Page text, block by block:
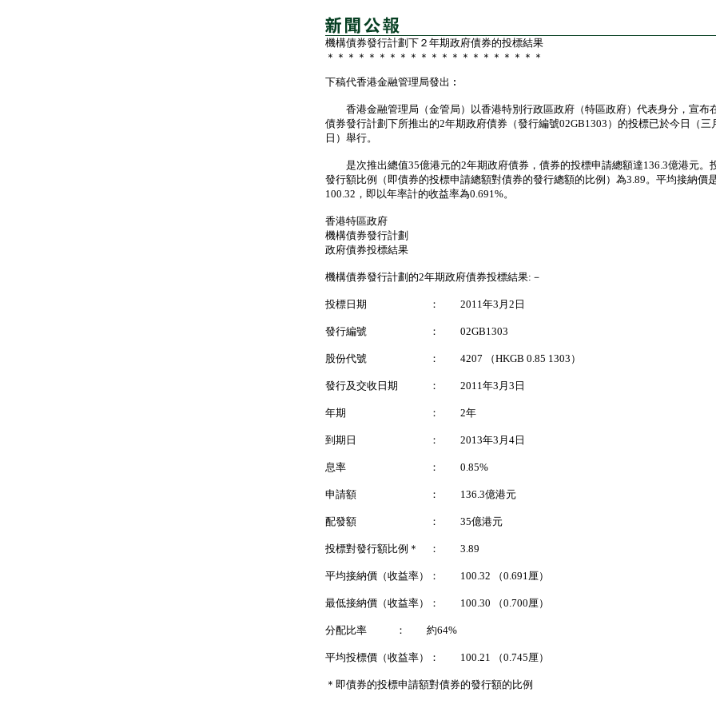
機構債券發行計劃下２年期政府債券的投標結果
＊＊＊＊＊＊＊＊＊＊＊＊＊＊＊＊＊＊＊＊＊
下稿代香港金融管理局發出︰
香港金融管理局（金管局）以香港特別行政區政府（特區政府）代表身分，宣布
債券發行計劃下所推出的2年期政府債券（發行編號02GB1303）的投標已於今日（三
日）舉行。
是次推出總值35億港元的2年期政府債券，債券的投標申請總額達136.3億港元。
發行額比例（即債券的投標申請總額對債券的發行總額的比例）為3.89。平均接納價
100.32，即以年率計的收益率為0.691%。
香港特區政府
機構債券發行計劃
政府債券投標結果
機構債券發行計劃的2年期政府債券投標結果:－
投標日期 ： 2011年3月2日
發行編號 ： 02GB1303
股份代號 ： 4207 （HKGB 0.85 1303）
發行及交收日期 ： 2011年3月3日
年期 ： 2年
到期日 ： 2013年3月4日
息率 ： 0.85%
申請額 ： 136.3億港元
配發額 ： 35億港元
投標對發行額比例＊ ： 3.89
平均接納價（收益率）： 100.32 （0.691厘）
最低接納價（收益率）： 100.30 （0.700厘）
分配比率 ： 約64%
平均投標價（收益率）： 100.21 （0.745厘）
＊即債券的投標申請額對債券的發行額的比例